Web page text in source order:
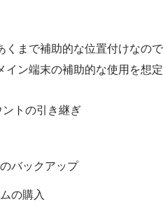
くまで補助的な位置付けなの
ン端末の補助的な使用を想定
ントの引き継ぎ
バックアップ
の購入